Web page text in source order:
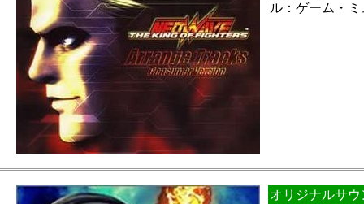
ル：ゲーム・
オリジナルサ